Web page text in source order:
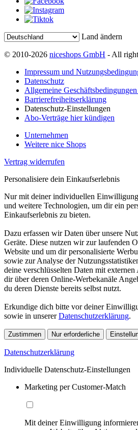
Land ändern
© 2010-2026 niceshops GmbH - All
Impressum und
Datenschutz
Allgemeine
Barrierefreiheitserklärung
Datenschutz-Einstellungen
Abo-Verträge hier kündigen
Unternehmen
Weitere nice Shops
Vertrag widerrufen
Personalisiere dein Einkaufserlebnis
Nur mit deiner individuellen
und weitere Technologien, um dir ein
Einkaufserlebnis zu bieten.
Dazu erfassen wir Daten über unsere
Geräte. Diese nutzen wir zur laufenden
Website und um dir personalisierte
sowie zur Analyse der
deine verschlüsselten Daten mit
dir über deren Online-Werbekanäle
du deren Dienste bereits selbst nutzt.
Erkundige dich bitte vor deiner
sowie in unsererDatenschutzerklärung.
Zustimmen Nur erforderliche
Datenschutzerklärung
Individuelle Datenschutz-Einstellungen
Marketing per Customer-Match
Mit deiner Einwilligung